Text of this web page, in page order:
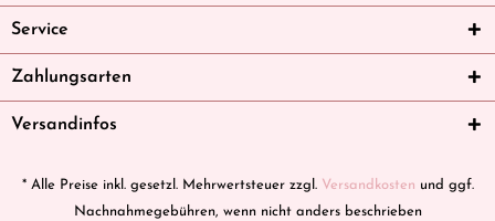
Service
Zahlungsarten
Versandinfos
* Alle Preise inkl. gesetzl. Mehrwertsteuer zzgl. Versandkosten und ggf.
Nachnahmegebühren, wenn nicht anders beschrieben